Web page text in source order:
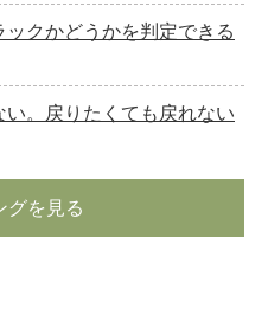
クかどうかを判定できる
い。戻りたくても戻れない
グを見る